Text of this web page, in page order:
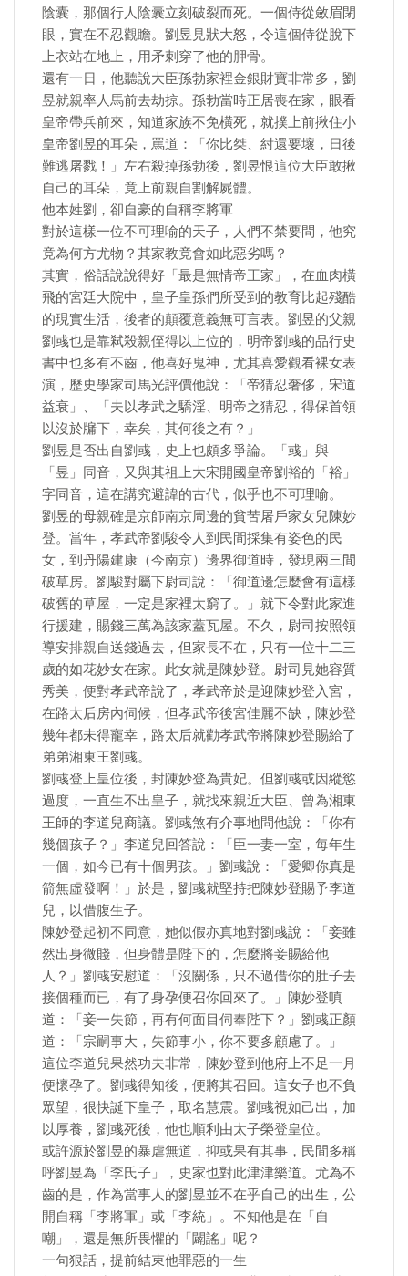
陰囊，那個行人陰囊立刻破裂而死。一個侍從斂眉閉
眼，實在不忍觀瞻。劉昱見狀大怒，令這個侍從脫下
上衣站在地上，用矛刺穿了他的胛骨。
還有一日，他聽說大臣孫勃家裡金銀財寶非常多，劉
昱就親率人馬前去劫掠。孫勃當時正居喪在家，眼看
皇帝帶兵前來，知道家族不免橫死，就撲上前揪住小
皇帝劉昱的耳朵，罵道：「你比桀、紂還要壞，日後
難逃屠戮！」左右殺掉孫勃後，劉昱恨這位大臣敢揪
自己的耳朵，竟上前親自割解屍體。
他本姓劉，卻自豪的自稱李將軍
對於這樣一位不可理喻的天子，人們不禁要問，他究
竟為何方尤物？其家教竟會如此惡劣嗎？
其實，俗話說說得好「最是無情帝王家」，在血肉橫
飛的宮廷大院中，皇子皇孫們所受到的教育比起殘酷
的現實生活，後者的顛覆意義無可言表。劉昱的父親
劉彧也是靠弒殺親侄得以上位的，明帝劉彧的品行史
書中也多有不齒，他喜好鬼神，尤其喜愛觀看裸女表
演，歷史學家司馬光評價他說：「帝猜忍奢侈，宋道
益衰」、「夫以孝武之驕淫、明帝之猜忍，得保首領
以沒於牖下，幸矣，其何後之有？」
劉昱是否出自劉彧，史上也頗多爭論。「彧」與
「昱」同音，又與其祖上大宋開國皇帝劉裕的「裕」
字同音，這在講究避諱的古代，似乎也不可理喻。
劉昱的母親確是京師南京周邊的貧苦屠戶家女兒陳妙
登。當年，孝武帝劉駿令人到民間採集有姿色的民
女，到丹陽建康（今南京）邊界御道時，發現兩三間
破草房。劉駿對屬下尉司說：「御道邊怎麼會有這樣
破舊的草屋，一定是家裡太窮了。」就下令對此家進
行援建，賜錢三萬為該家蓋瓦屋。不久，尉司按照領
導安排親自送錢過去，但家長不在，只有一位十二三
歲的如花妙女在家。此女就是陳妙登。尉司見她容質
秀美，便對孝武帝說了，孝武帝於是迎陳妙登入宮，
在路太后房內伺候，但孝武帝後宮佳麗不缺，陳妙登
幾年都未得寵幸，路太后就勸孝武帝將陳妙登賜給了
弟弟湘東王劉彧。
劉彧登上皇位後，封陳妙登為貴妃。但劉彧或因縱慾
過度，一直生不出皇子，就找來親近大臣、曾為湘東
王師的李道兒商議。劉彧煞有介事地問他說：「你有
幾個孩子？」李道兒回答說：「臣一妻一室，每年生
一個，如今已有十個男孩。」劉彧說：「愛卿你真是
箭無虛發啊！」於是，劉彧就堅持把陳妙登賜予李道
兒，以借腹生子。
陳妙登起初不同意，她似假亦真地對劉彧說：「妾雖
然出身微賤，但身體是陛下的，怎麼將妾賜給他
人？」劉彧安慰道：「沒關係，只不過借你的肚子去
接個種而已，有了身孕便召你回來了。」陳妙登嗔
道：「妾一失節，再有何面目伺奉陛下？」劉彧正顏
道：「宗嗣事大，失節事小，你不要多顧慮了。」
這位李道兒果然功夫非常，陳妙登到他府上不足一月
便懷孕了。劉彧得知後，便將其召回。這女子也不負
眾望，很快誕下皇子，取名慧震。劉彧視如己出，加
以厚養，劉彧死後，他也順利由太子榮登皇位。
或許源於劉昱的暴虐無道，抑或果有其事，民間多稱
呼劉昱為「李氏子」，史家也對此津津樂道。尤為不
齒的是，作為當事人的劉昱並不在乎自己的出生，公
開自稱「李將軍」或「李統」。不知他是在「自
嘲」，還是無所畏懼的「闢謠」呢？
一句狠話，提前結束他罪惡的一生